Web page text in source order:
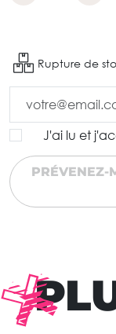
Rupture de
J'ai lu et
PRÉVENEZ-